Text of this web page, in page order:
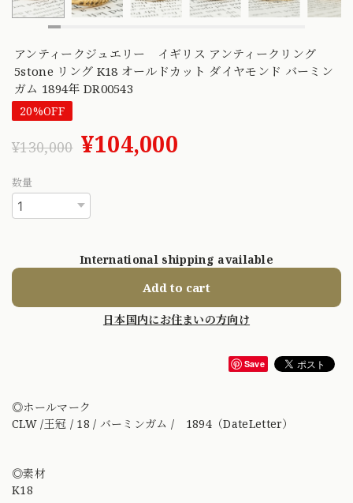
アンティークジュエリー イギリス アンティークリング
5stone リング K18 オールドカット ダイヤモンド バーミン
ガム 1894年 DR00543
20%OFF
¥130,000 ¥104,000
数量
International shipping available
Add to cart
日本国内にお住まいの方向け
Save
◎ホールマーク
CLW /王冠 / 18 / バーミンガム / 1894（DateLetter）
◎素材
K18